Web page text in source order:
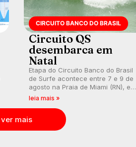
CIRCUITO BANCO DO BRASIL
Circuito QS
desembarca em
Natal
Etapa do Circuito Banco do Brasil
de Surfe acontece entre 7 e 9 de
agosto na Praia de Miami (RN), em
disputas válidas pelo Qualifying
por vagas no Challenger Series.
leia mais »
ver mais